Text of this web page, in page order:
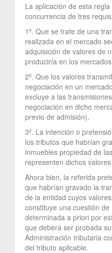
La aplicación de esta
concurrencia de tres
1º. Que se trate de una
realizada en el mercado
adquisición de valores de
produciría en los
2º. Que los valores
negociación en un
excluye a las
negociación en dicho
previo de admisión).
3º. La intención o
los tributos que habrían
inmuebles propiedad de
representen dichos
Ahora bien, la referida
que habrían gravado la
de la entidad cuyos
constituye una cuestión
determinada a priori por
que deberá ser probada
Administración tributaria
del tributo aplicable.